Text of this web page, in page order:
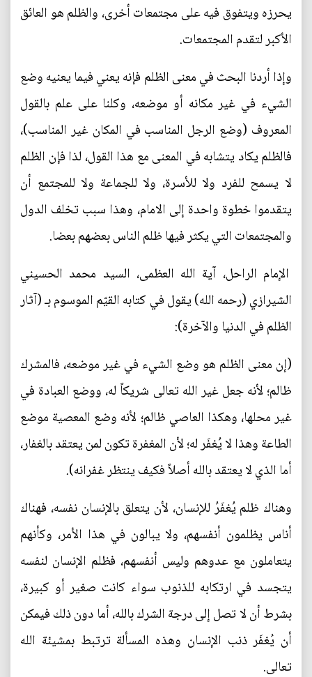
يحرزه ويتفوق فيه على مجتمعات أخرى، والظلم هو العائق
الأكبر لتقدم المجتمعات.
وإذا أردنا البحث في معنى الظلم فإنه يعني فيما يعنيه وضع
الشيء في غير مكانه أو موضعه، وكلنا على علم بالقول
المعروف (وضع الرجل المناسب في المكان غير المناسب)،
فالظلم يكاد يتشابه في المعنى مع هذا القول، لذا فإن الظلم
لا يسمح للفرد ولا للأسرة، ولا للجماعة ولا للمجتمع أن
يتقدموا خطوة واحدة إلى الامام، وهذا سبب تخلف الدول
والمجتمعات التي يكثر فيها ظلم الناس بعضهم بعضا.
الإمام الراحل، آية الله العظمى، السيد محمد الحسيني
الشيرازي (رحمه الله) يقول في كتابه القيّم الموسوم بـ (آثار
الظلم في الدنيا والآخرة):
(إن معنى الظلم هو وضع الشيء في غير موضعه، فالمشرك
ظالم؛ لأنه جعل غير الله تعالى شريكاً له، ووضع العبادة في
غير محلها، وهكذا العاصي ظالم؛ لأنه وضع المعصية موضع
الطاعة وهذا لا يُغفَر له؛ لأن المغفرة تكون لمن يعتقد بالغفار،
أما الذي لا يعتقد بالله أصلاً فكيف ينتظر غفرانه).
وهناك ظلم يُغفَرُ للإنسان، لأن يتعلق بالإنسان نفسه، فهناك
أناس يظلمون أنفسهم، ولا يبالون في هذا الأمر، وكأنهم
يتعاملون مع عدوهم وليس أنفسهم، فظلم الإنسان لنفسه
يتجسد في ارتكابه للذنوب سواء كانت صغير أو كبيرة،
بشرط أن لا تصل إلى درجة الشرك بالله، أما دون ذلك فيمكن
أن يُغفَر ذنب الإنسان وهذه المسألة ترتبط بمشيئة الله
تعالى.